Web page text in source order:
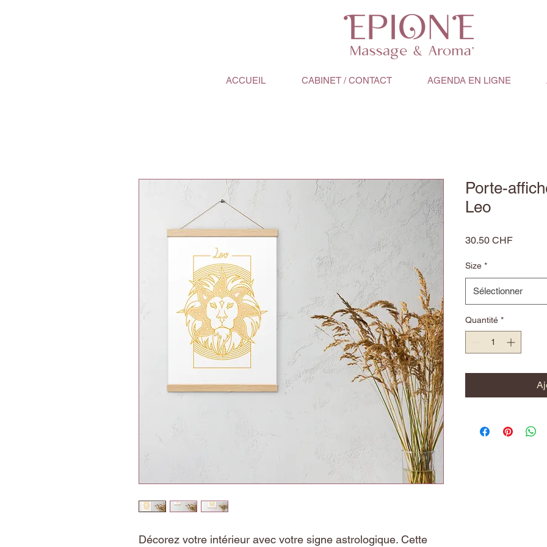
ACCUEIL CABINET / CONTACT AGENDA EN LIGNE
Décorez votre intérieur avec votre signe astrologique. Cette
Porte-
Leo
30.50 CHFPrix
Size *
Sélectionner
Quantité *